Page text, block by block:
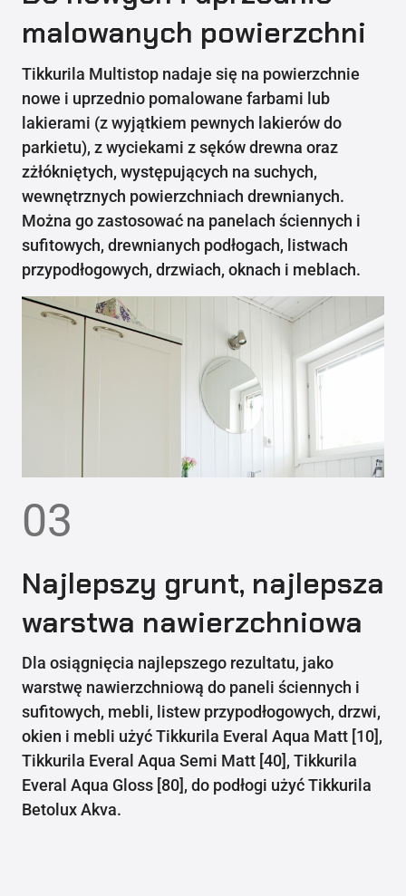
malowanych powierzchni
Tikkurila Multistop nadaje się na powierzchnie
nowe i uprzednio pomalowane farbami lub
lakierami (z wyjątkiem pewnych lakierów do
parkietu), z wyciekami z sęków drewna oraz
zżłókniętych, występujących na suchych,
wewnętrznych powierzchniach drewnianych.
Można go zastosować na panelach ściennych i
sufitowych, drewnianych podłogach, listwach
przypodłogowych, drzwiach, oknach i meblach.
03
Najlepszy grunt, najlepsza
warstwa nawierzchniowa
Dla osiągnięcia najlepszego rezultatu, jako
warstwę nawierzchniową do paneli ściennych i
sufitowych, mebli, listew przypodłogowych, drzwi,
okien i mebli użyć Tikkurila Everal Aqua Matt [10],
Tikkurila Everal Aqua Semi Matt [40], Tikkurila
Everal Aqua Gloss [80], do podłogi użyć Tikkurila
Betolux Akva.